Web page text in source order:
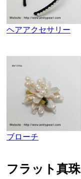
ヘアアクセサリー
ブローチ
フラット真珠